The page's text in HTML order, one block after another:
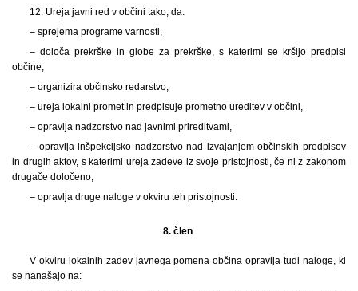
12. Ureja javni red v občini tako, da:
– sprejema programe varnosti,
– določa prekrške in globe za prekrške, s katerimi se kršijo predpisi
občine,
– organizira občinsko redarstvo,
– ureja lokalni promet in predpisuje prometno ureditev v občini,
– opravlja nadzorstvo nad javnimi prireditvami,
– opravlja inšpekcijsko nadzorstvo nad izvajanjem občinskih predpisov
in drugih aktov, s katerimi ureja zadeve iz svoje pristojnosti, če ni z zakonom
drugače določeno,
– opravlja druge naloge v okviru teh pristojnosti.
8. člen
V okviru lokalnih zadev javnega pomena občina opravlja tudi naloge, ki
se nanašajo na: